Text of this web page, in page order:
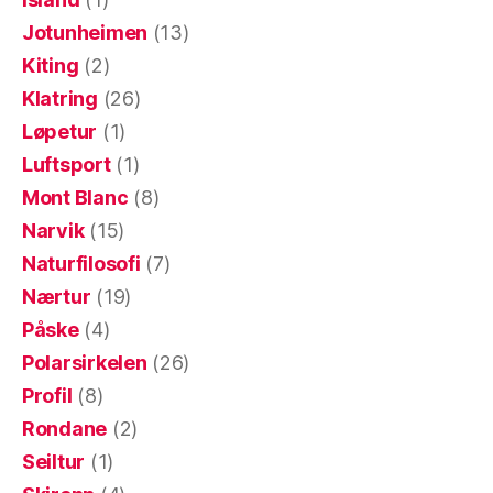
Jotunheimen (13)
Kiting (2)
Klatring (26)
Løpetur (1)
Luftsport(1)
Mont Blanc (8)
Narvik(15)
Naturfilosofi (7)
Nærtur (19)
Påske(4)
Polarsirkelen (26)
Profil (8)
Rondane (2)
Seiltur (1)